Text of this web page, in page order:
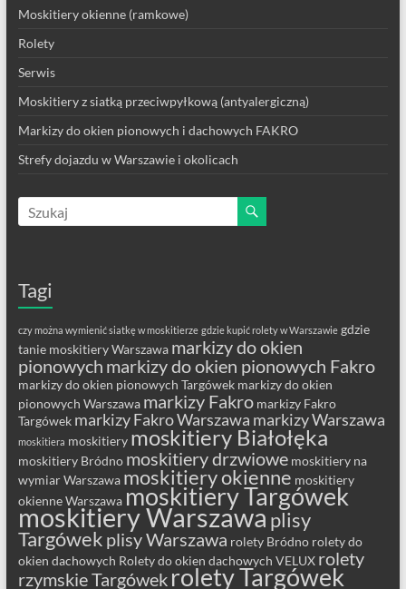
Moskitiery okienne (ramkowe)
Rolety
Serwis
Moskitiery z siatką przeciwpyłkową (antyalergiczną)
Markizy do okien pionowych i dachowych FAKRO
Strefy dojazdu w Warszawie i okolicach
Tagi
czy można wymienić siatkę w moskitierze gdzie kupić rolety w Warszawie gdzie
tanie moskitiery Warszawa markizy do okien
pionowych markizy do okien pionowych Fakro
markizy do okien pionowych Targówek markizy do okien
pionowych Warszawa markizy Fakro markizy Fakro
Targówek markizy Fakro Warszawa markizy Warszawa
moskitiera moskitiery moskitiery Białołęka
moskitiery Bródno moskitiery drzwiowe moskitiery na
wymiar Warszawa moskitiery okienne moskitiery
okienne Warszawa moskitiery Targówek
moskitiery Warszawa plisy
Targówek plisy Warszawa rolety Bródno rolety do
okien dachowych Rolety do okien dachowych VELUX rolety
rzymskie Targówek rolety Targówek